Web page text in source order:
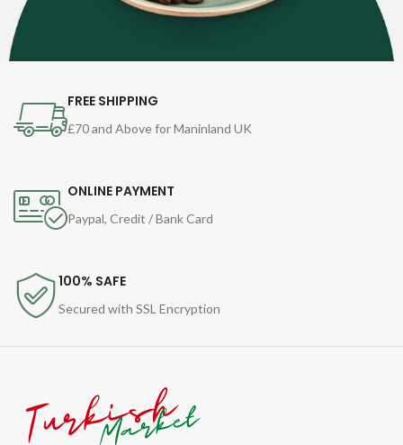
FREE SHIPPING
£70 and Above for Maninland UK
ONLINE PAYMENT
Paypal, Credit / Bank Card
100% SAFE
Secured with SSL Encryption